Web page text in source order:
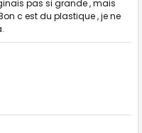
pas si grande , mais
c est du plastique , je ne